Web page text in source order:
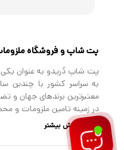
پت شاپ و فروشگاه
پت شاپ دُریدو به عنوان یکی
به سراسر کشور با چندین
معتبرترین برندهای جهان و
در زمینه تامین ملزومات و
رو می‌شوید! هر آنچه که
شخصی مردد هستید می‌توانید
و برق است که با انواع و
نمایش بیشتر